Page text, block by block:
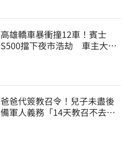
高雄轎車暴衝撞12車！賓士
S500擋下夜市浩劫 車主大
爸爸代簽教召令！兒子未盡後
備軍人義務「14天教召不去」